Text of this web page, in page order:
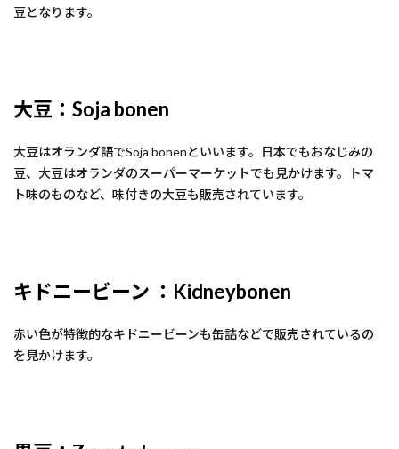
豆となります。
大豆： Soja bonen
大豆はオランダ語でSoja bonenといいます。日本でもおなじみの
豆、大豆はオランダのスーパーマーケットでも見かけます。トマ
ト味のものなど、味付きの大豆も販売されています。
キドニービーン ： Kidneybonen
赤い色が特徴的なキドニービーンも缶詰などで販売されているの
を見かけます。